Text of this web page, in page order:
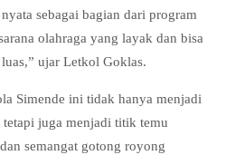
sebagai bagian dari program
olahraga yang layak dan bisa
ujar Letkol Goklas.
Simende ini tidak hanya menjadi
juga menjadi titik temu
semangat gotong royong